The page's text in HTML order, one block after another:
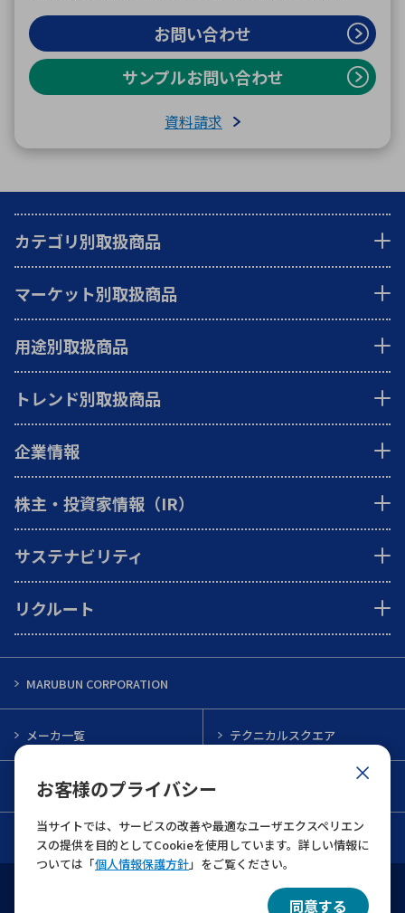
お客様のプライバシー
当サイトでは、サービスの改善や最適なユーザエクスペリエン
スの提供を目的としてCookieを使用しています。詳しい情報に
ついては「個人情報保護方針」をご覧ください。
同意する
お問い合わせ
サンプルお問い合わせ
資料請求
カテゴリ別取扱商品
マーケット別取扱商品
用途別取扱商品
トレンド別取扱商品
企業情報
株主・投資家情報（IR）
サステナビリティ
リクルート
MARUBUN CORPORATION
メーカ一覧 テクニカルスクエア
インフォメーション
お問い合わせ
個人情報保護について